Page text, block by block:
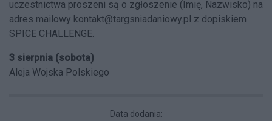
uczestnictwa proszeni są o zgłoszenie (Imię, Nazwisko) na
adres mailowy kontakt@targsniadaniowy.pl z dopiskiem
SPICE CHALLENGE.
3 sierpnia (sobota)
Aleja Wojska Polskiego
Data dodania: